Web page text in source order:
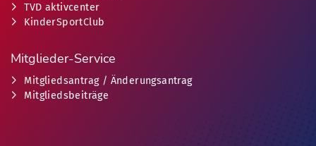
TVD aktivcenter
KinderSportClub
Mitglieder-Service
Mitgliedsantrag / Änderungsantrag
Mitgliedsbeiträge